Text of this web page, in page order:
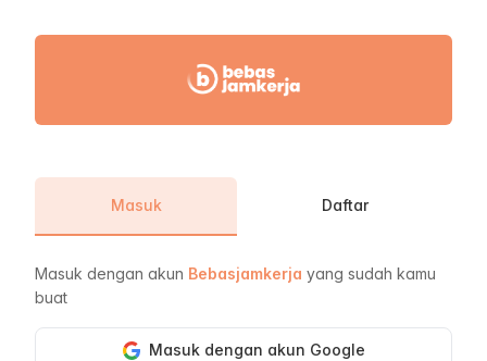
Masuk Daftar
Masuk dengan akun Bebasjamkerja yang sudah kamu
buat
Masuk dengan akun Google